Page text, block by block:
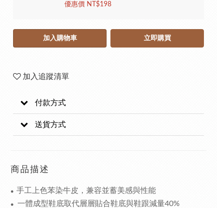
優惠價 NT$198
加入購物車 立即購買
加入追蹤清單
付款方式
送貨方式
商品描述
● 手工上色苯染牛皮，兼容並蓄美感與性能
● 一體成型鞋底取代層層貼合鞋底與鞋跟減量40%